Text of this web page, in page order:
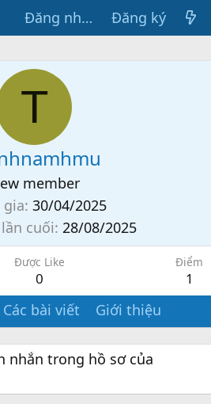
Đăng nhập Đăng ký
T
member
gia 30/04/2025
cuối 28/08/2025
Được Like
0
Điểm
1
Các bài viết Giới thiệu
nhắn trong hồ sơ của